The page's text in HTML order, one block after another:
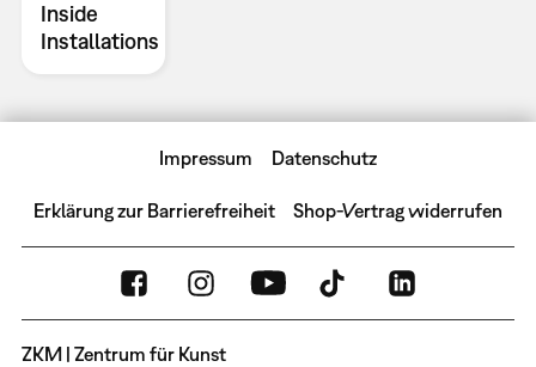
Inside
Installations
Impressum Datenschutz
Erklärung zur Barrierefreiheit Shop-Vertrag widerrufen
ZKM | Zentrum für Kunst